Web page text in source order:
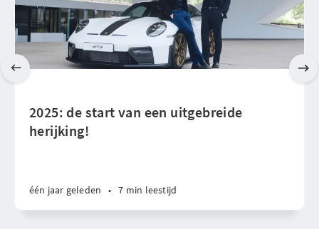
2025: de start van een uitgebreide
herijking!
één jaar geleden • 7 min leestijd